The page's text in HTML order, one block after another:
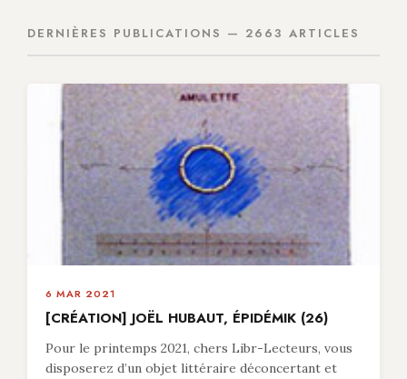
DERNIÈRES PUBLICATIONS — 2663 ARTICLES
6 MAR 2021
[CRÉATION] JOËL HUBAUT, ÉPIDÉMIK (26)
Pour le printemps 2021, chers Libr-Lecteurs, vous
disposerez d’un objet littéraire déconcertant et